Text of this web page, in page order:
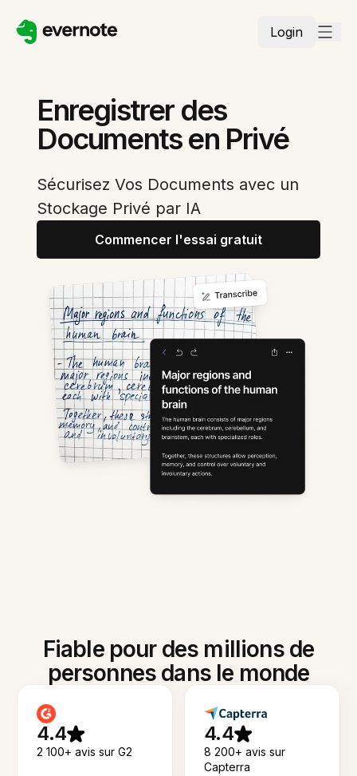
Login
Enregistrer des
Documents en Privé
Sécurisez Vos Documents avec un
Stockage Privé par IA
Commencer l'essai gratuit
Fiable pour des millions de
personnes dans le monde
4.4
2 100+ avis sur G2
4.4
8 200+ avis sur
Capterra